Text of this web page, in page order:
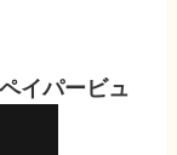
ペイパービュ